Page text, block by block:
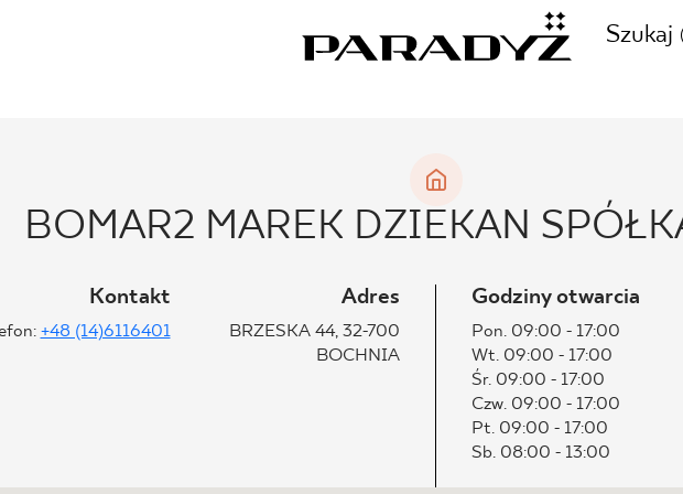
Szukaj
ZADZWOŃ DO NAS
+48
SKLEP INTERNETOWY
44 736
BOMAR2 MAREK DZIEKAN
Kontakt
+48 (14)6116401
Adres
BRZESKA 44, 32-700
BOCHNIA
Godziny otwarcia
Pon. 09:00 - 17:00
Wt. 09:00 - 17:00
Śr. 09:00 - 17:00
Czw. 09:00 - 17:00
Pt. 09:00 - 17:00
Sb. 08:00 - 13:00